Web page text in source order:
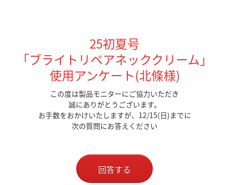
25初夏号
「ブライトリペアネッククリーム」
使用アンケート(北條様)
この度は製品モニターにご協力いただき
誠にありがとうございます。
お手数をおかけいたしますが、12/15(日)までに
次の質問にお答えください
回答する